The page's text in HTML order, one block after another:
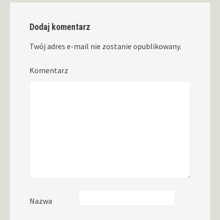
Dodaj komentarz
Twój adres e-mail nie zostanie opublikowany.
Komentarz
Nazwa